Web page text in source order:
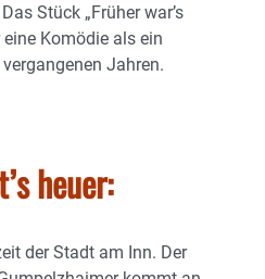
Stück „Früher war’s
Komödie als ein
Jahren.
heuer:
der Stadt am Inn. Der